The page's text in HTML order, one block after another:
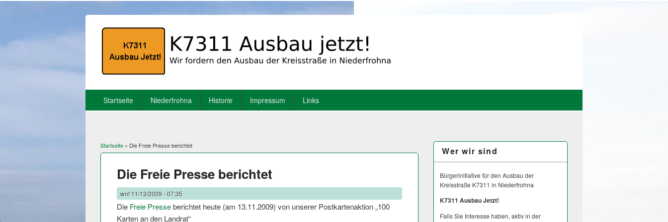
Startseite Niederfrohna Historie Impressum Links
Sie sind hier
Startseite » Die Freie Presse berichtet
Die Freie Presse berichtet
wnf11/13/2009 - 07:35
Die Freie Presseberichtet heute (am 13.11.2009) von unserer Postkartenaktion „100
Karten an den Landrat“
Wer wir sind
Bürgerinitiative für den Ausbau der
Kreisstraße K7311 in Niederfrohna
K7311 Ausbau Jetzt!
Falls Sie Interesse haben, aktiv in der